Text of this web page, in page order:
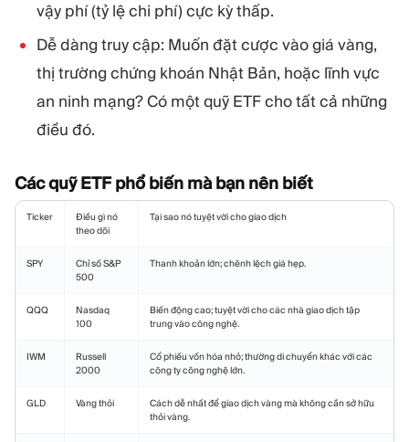
vậy phí (tỷ lệ chi phí) cực kỳ thấp.
Dễ dàng truy cập: Muốn đặt cược vào giá vàng,
thị trường chứng khoán Nhật Bản, hoặc lĩnh vực
an ninh mạng? Có một quỹ ETF cho tất cả những
điều đó.
Các quỹ ETF phổ biến mà bạn nên biết
Ticker
Điều gì nó
theo dõi
Tại sao nó tuyệt vời cho giao dịch
SPY
Chỉ số S&P
500
Thanh khoản lớn; chênh lệch giá hẹp.
QQQ
Nasdaq
100
Biến động cao; tuyệt vời cho các nhà giao dịch tập
trung vào công nghệ.
IWM
Russell
2000
Cổ phiếu vốn hóa nhỏ; thường di chuyển khác với các
công ty công nghệ lớn.
GLD Vàng thỏi
Cách dễ nhất để giao dịch vàng mà không cần sở hữu
thỏi vàng.